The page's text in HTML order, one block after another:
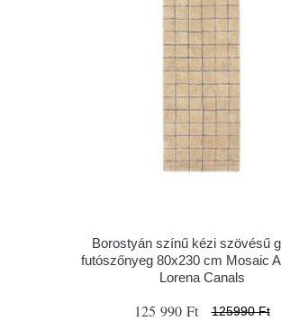
Borostyán színű kézi szövésű
futószőnyeg 80x230 cm Mosaic
Lorena Canals
125 990 Ft 125990 Ft